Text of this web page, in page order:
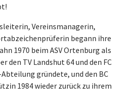
Vereinsmanagerin,
begann ihre
1970 beim ASV Ortenburg als
den TV Landshut 64 und den FC
gründete, und den BC
1984 wieder zurück zu ihrem